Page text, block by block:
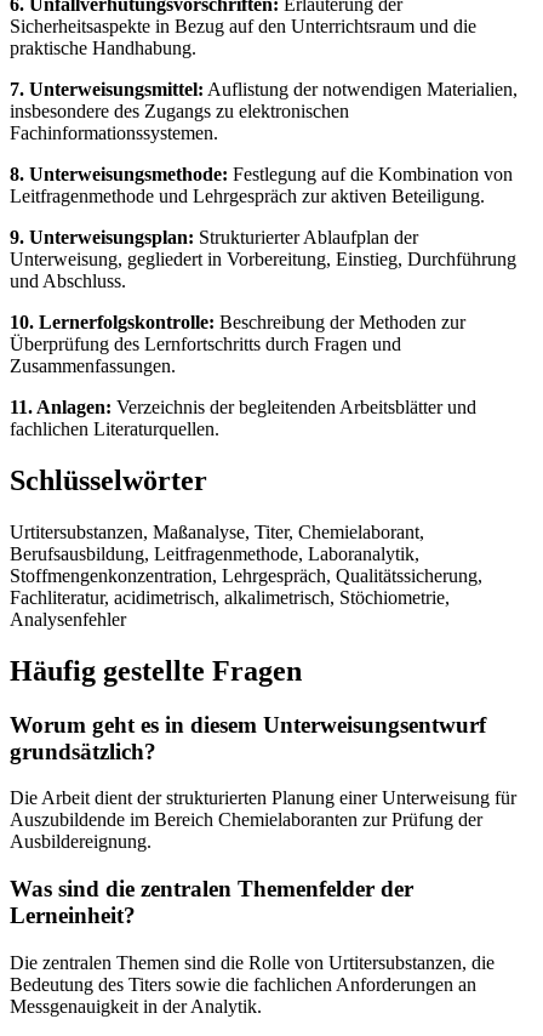
6. Unfallverhütungsvorschriften: Erläuterung der
Sicherheitsaspekte in Bezug auf den Unterrichtsraum und die
praktische Handhabung.
7. Unterweisungsmittel: Auflistung der notwendigen Materialien,
insbesondere des Zugangs zu elektronischen
Fachinformationssystemen.
8. Unterweisungsmethode: Festlegung auf die Kombination von
Leitfragenmethode und Lehrgespräch zur aktiven Beteiligung.
9. Unterweisungsplan: Strukturierter Ablaufplan der
Unterweisung, gegliedert in Vorbereitung, Einstieg, Durchführung
und Abschluss.
10. Lernerfolgskontrolle: Beschreibung der Methoden zur
Überprüfung des Lernfortschritts durch Fragen und
Zusammenfassungen.
11. Anlagen: Verzeichnis der begleitenden Arbeitsblätter und
fachlichen Literaturquellen.
Schlüsselwörter
Urtitersubstanzen, Maßanalyse, Titer, Chemielaborant,
Berufsausbildung, Leitfragenmethode, Laboranalytik,
Stoffmengenkonzentration, Lehrgespräch, Qualitätssicherung,
Fachliteratur, acidimetrisch, alkalimetrisch, Stöchiometrie,
Analysenfehler
Häufig gestellte Fragen
Worum geht es in diesem Unterweisungsentwurf
grundsätzlich?
Die Arbeit dient der strukturierten Planung einer Unterweisung für
Auszubildende im Bereich Chemielaboranten zur Prüfung der
Ausbildereignung.
Was sind die zentralen Themenfelder der
Lerneinheit?
Die zentralen Themen sind die Rolle von Urtitersubstanzen, die
Bedeutung des Titers sowie die fachlichen Anforderungen an
Messgenauigkeit in der Analytik.